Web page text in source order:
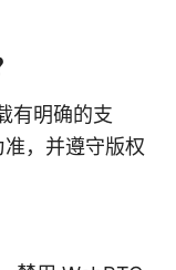
有明确的支
，并遵守版权